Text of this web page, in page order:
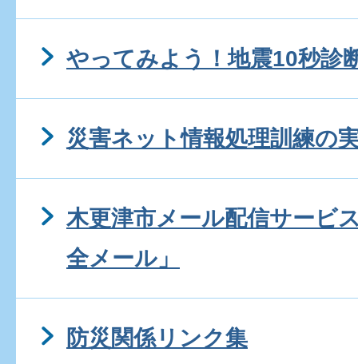
やってみよう！地震10秒診
災害ネット情報処理訓練の
木更津市メール配信サービ
全メール」
防災関係リンク集